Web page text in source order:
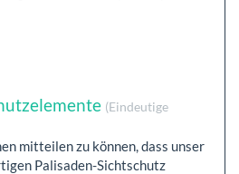
(Eindeutige
mitteilen zu können, dass unser
Palisaden-Sichtschutz